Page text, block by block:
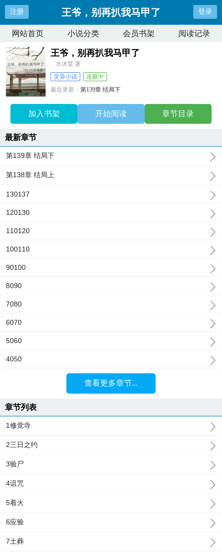
注册 王爷，别再扒我马甲了 登录
网站首页 小说分类 会员书架 阅读记录
王爷，别再扒我马甲了
水沐棠 著
灵异小说
连载中
最近更新：第139章 结局下
加入书架 开始阅读 章节目录
最新章节
第139章 结局下
第138章 结局上
130137
120130
110120
100110
90100
8090
7080
6070
5060
4050
查看更多章节...
章节列表
1修觉寺
2三日之约
3验尸
4诅咒
5着火
6应验
7土葬